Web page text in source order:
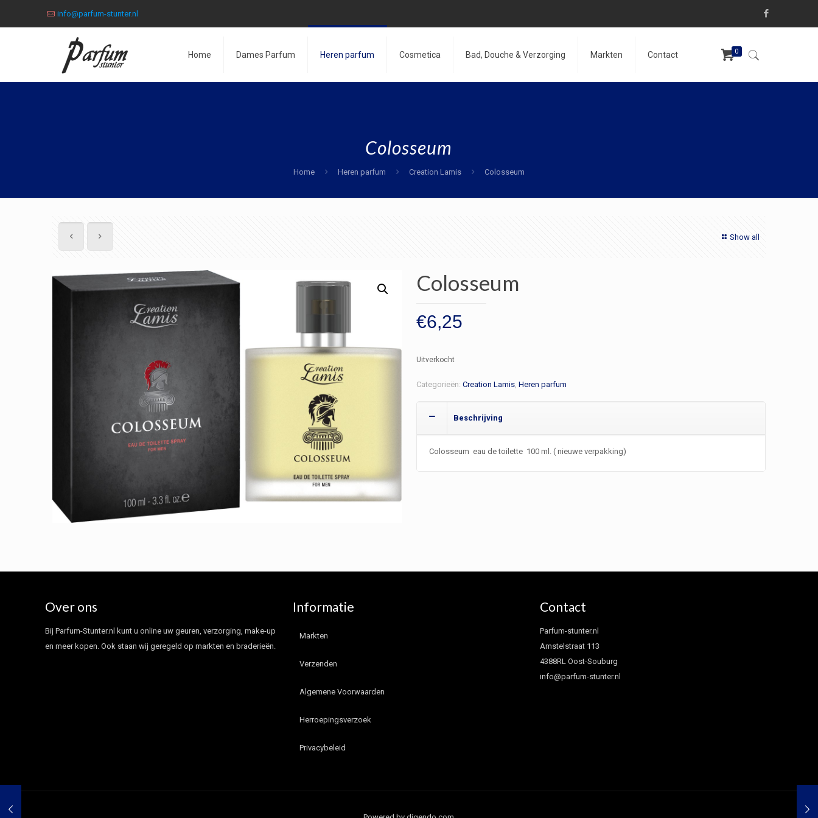
info@parfum-stunter.nl
Home Dames Parfum Heren parfum Cosmetica Bad, Douche & Verzorging Markten Contact 0
Colosseum
Home Heren parfum Creation Lamis Colosseum
Show all
Colosseum
€6,25
Uitverkocht
Categorieën: Creation Lamis, Heren parfum
Beschrijving
Colosseum eau de toilette 100 ml. ( nieuwe verpakking)
Over ons
Bij Parfum-Stunter.nl kunt u online uw geuren, verzorging, make-up
en meer kopen. Ook staan wij geregeld op markten en braderieën.
Informatie
Markten
Verzenden
Algemene Voorwaarden
Herroepingsverzoek
Privacybeleid
Contact
Parfum-stunter.nl
Amstelstraat 113
4388RL Oost-Souburg
info@parfum-stunter.nl